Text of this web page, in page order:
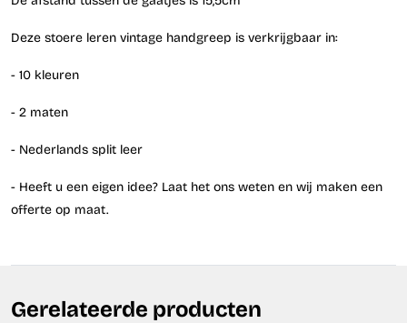
Deze stoere leren vintage handgreep is verkrijgbaar in:
- 10 kleuren
- 2 maten
- Nederlands split leer
- Heeft u een eigen idee? Laat het ons weten en wij maken een
offerte op maat.
Gerelateerde producten